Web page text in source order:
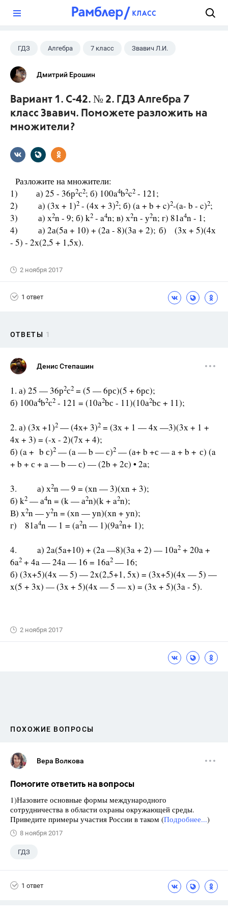
ГДЗ Алгебра 7 класс Звавич Л.И.
Дмитрий Ерошин
Вариант 1. С-42. № 2. ГДЗ Алгебра 7
класс Звавич. Поможете разложить на
множители?
Разложите на множители:
1) а) 25 - 36р2с2; б) 100a4b2c2 - 121;
2) а) (3х + 1)2 - (4х + 3)2; б) (a + b + c)2-(a- b - c)2;
3) а) х2n - 9; б) k2 - a4n; в) х2n - у2n; г) 81а4n - 1;
4) а) 2а(5а + 10) + (2а - 8)(3а + 2); б) (3х + 5)(4х
- 5) - 2х(2,5 + 1,5х).
2 ноября 2017
1 ответ
ОТВЕТЫ 1
Денис Степашин
1. а) 25 — 36р2с2 = (5 — 6рс)(5 + 6рс);
б) 100а4b2с2 - 121 = (10а2bс - 11)(10а2bс + 11);
2. а) (3х +1)2 — (4х+ 3)2 = (Зх + 1 — 4х —3)(3х + 1 +
4х + 3) = (-x - 2)(7х + 4);
б) (a + b с)2 — (a — b — с)2 — (а+ b +с — a + b + с) (a
+ b + с + a — b — с) — (2b + 2с) • 2a;
3. а) х2n — 9 = (хn — 3)(хn + 3);
б) k2 — а4n = (k — а2n)(k + a2n);
В) x2n — y2n = (хn — уn)(хn + уn);
г) 81а4n — 1 = (a2n — 1)(9a2n+ 1);
4. a) 2a(5a+10) + (2a —8)(3a + 2) — 10a2 + 20a +
6a2 + 4a — 24a — 16 = 16a2 — 16;
б) (3x+5)(4x — 5) — 2x(2,5+1, 5x) = (3x+5)(4x — 5) —
x(5 + 3x) — (3x + 5)(4x — 5 — x) = (3x + 5)(3a - 5).
2 ноября 2017
ПОХОЖИЕ ВОПРОСЫ
Вера Волкова
Помогите ответить на вопросы
1)Назовите основные формы международного
сотрудничества в области охраны окружающей среды.
Приведите примеры участия России в таком (Подробнее...)
8 ноября 2017
ГДЗ
1 ответ